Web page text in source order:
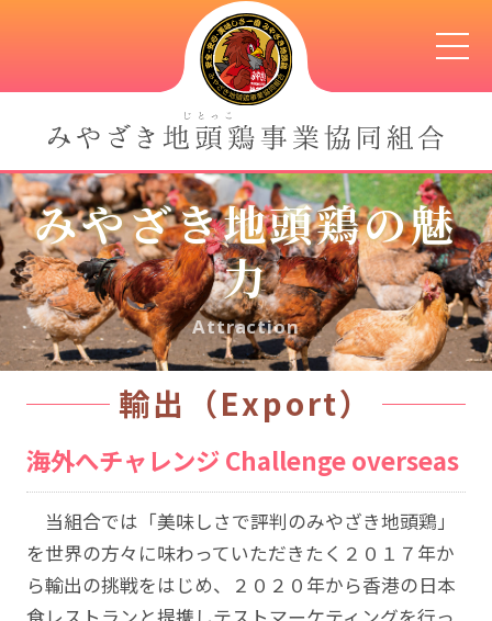
みやざき地頭鶏の魅
力
Attraction
輸出（Export）
海外へチャレンジ Challenge overseas
当組合では「美味しさで評判のみやざき地頭鶏」
を世界の方々に味わっていただきたく２０１７年か
ら輸出の挑戦をはじめ、２０２０年から香港の日本